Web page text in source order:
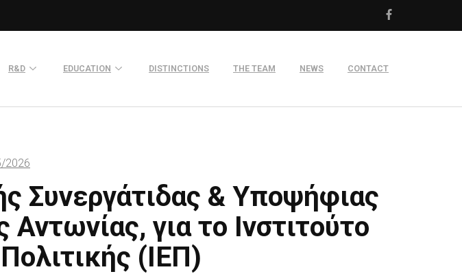
Sites
R&D EDUCATION DISTINCTIONS THE TEAM NEWS CONTACT
2026
Συνεργάτιδας & Yποψήφιας
για το Ινστιτούτο
(ΙΕΠ)